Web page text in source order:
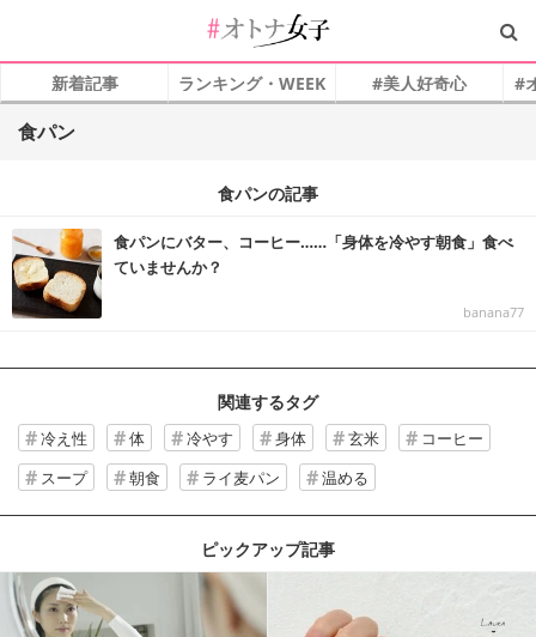
新着記事 ランキング・WEEK #美人好奇心 #
食パン
食パンの記事
食パンにバター、コーヒー……「身体を冷やす朝食」食べ
ていませんか？
banana77
関連するタグ
冷え性 体 冷やす 身体 玄米
コーヒー
スープ
朝食 ライ麦パン 温める
ピックアップ記事